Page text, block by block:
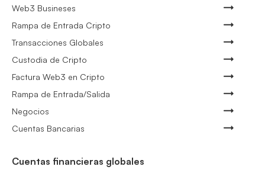
Web3 Busineses
Rampa de Entrada Cripto
Transacciones Globales
Custodia de Cripto
Factura Web3 en Cripto
Rampa de Entrada/Salida
Negocios
Cuentas Bancarias
Cuentas financieras globales